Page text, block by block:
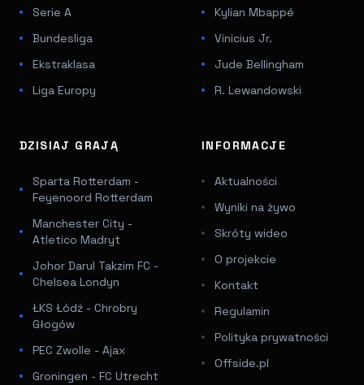
Serie A
Bundesliga
Ekstraklasa
Liga Europy
Kylian Mbappé
Vinicius Jr.
Jude Bellingham
R. Lewandowski
DZISIAJ GRAJĄ
Sparta Rotterdam -
Feyenoord Rotterdam
Manchester City -
Atletico Madryt
Johor Darul Takzim FC -
Chelsea Londyn
ŁKS Łódź - Chrobry
Głogów
PEC Zwolle - Ajax
Groningen - FC Utrecht
INFORMACJE
Aktualności
Wyniki na żywo
Skróty wideo
O projekcie
Kontakt
Regulamin
Polityka prywatności
Offside.pl